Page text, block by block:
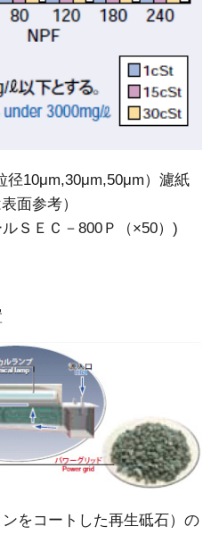
径10μm,30μm,50μm）濾紙
面参考）
ＳＥＣ－800Ｐ（×50）)
をコートした再生砥石）の